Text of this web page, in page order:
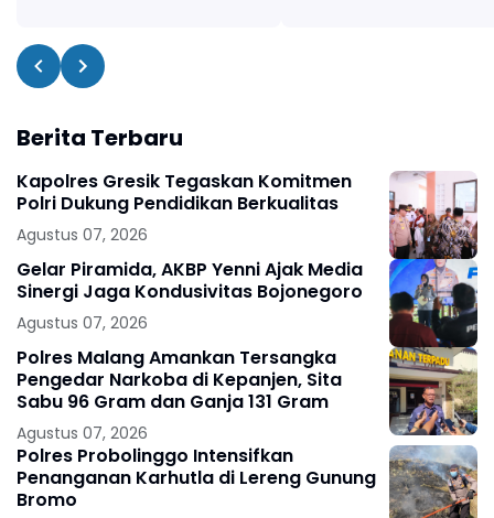
Berita Terbaru
Kapolres Gresik Tegaskan Komitmen
Polri Dukung Pendidikan Berkualitas
Agustus 07, 2026
Gelar Piramida, AKBP Yenni Ajak Media
Sinergi Jaga Kondusivitas Bojonegoro
Agustus 07, 2026
Polres Malang Amankan Tersangka
Pengedar Narkoba di Kepanjen, Sita
Sabu 96 Gram dan Ganja 131 Gram
Agustus 07, 2026
Polres Probolinggo Intensifkan
Penanganan Karhutla di Lereng Gunung
Bromo